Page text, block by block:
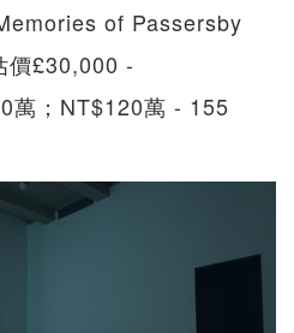
of Passersby
價£30,000 -
萬；NT$120萬 - 155